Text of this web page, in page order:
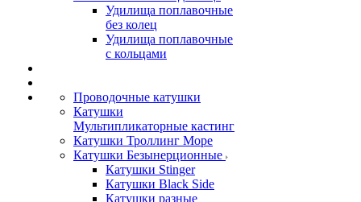
Удилища поплавочные
без колец
Удилища поплавочные
с кольцами
Проводочные катушки
Катушки
Мультипликаторные кастинг
Катушки Троллинг Море
Катушки Безынерционные
Катушки Stinger
Катушки Black Side
Катушки разные